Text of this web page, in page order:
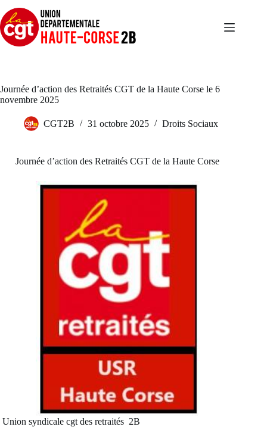
au
contenu
Journée d’action des Retraités CGT de la Haute Corse le 6
novembre 2025
CGT2B 31 octobre 2025 Droits Sociaux
Journée d’action des Retraités CGT de la Haute Corse
Union syndicale cgt des retraités 2B